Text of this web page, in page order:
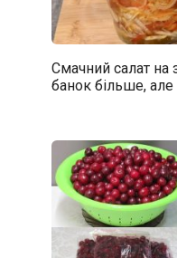
Смачний салат
банок більше,